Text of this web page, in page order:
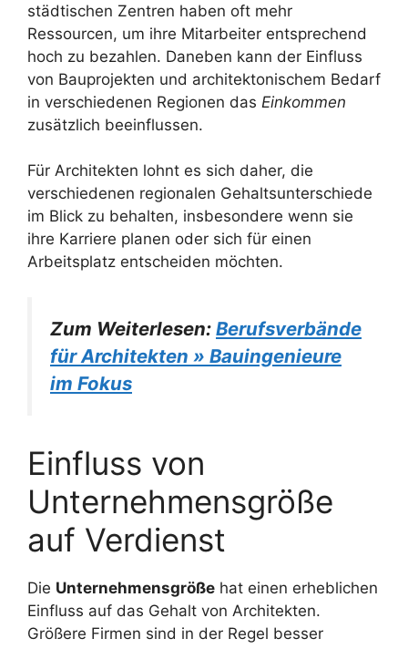
städtischen Zentren haben oft mehr
Ressourcen, um ihre Mitarbeiter entsprechend
hoch zu bezahlen. Daneben kann der Einfluss
von Bauprojekten und architektonischem Bedarf
in verschiedenen Regionen das Einkommen
zusätzlich beeinflussen.
Für Architekten lohnt es sich daher, die
verschiedenen regionalen Gehaltsunterschiede
im Blick zu behalten, insbesondere wenn sie
ihre Karriere planen oder sich für einen
Arbeitsplatz entscheiden möchten.
Zum Weiterlesen: Berufsverbände
für Architekten » Bauingenieure
im Fokus
Einfluss von
Unternehmensgröße
auf Verdienst
Die Unternehmensgröße hat einen erheblichen
Einfluss auf das Gehalt von Architekten.
Größere Firmen sind in der Regel besser